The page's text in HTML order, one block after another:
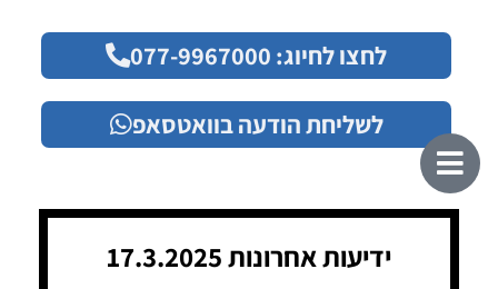
לחצו לחיוג: 077-9967000
לשליחת הודעה בוואטסאפ
ידיעות אחרונות 17.3.2025